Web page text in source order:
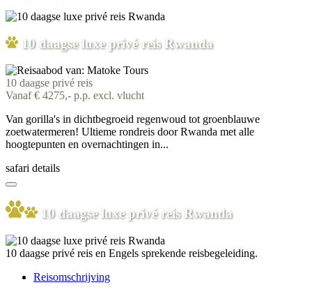
10 daagse luxe privé reis Rwanda
10 daagse privé reis
Vanaf € 4275,- p.p. excl. vlucht
Van gorilla's in dichtbegroeid regenwoud tot groenblauwe
zoetwatermeren! Ultieme rondreis door Rwanda met alle
hoogtepunten en overnachtingen in...
safari details
10 daagse luxe privé reis Rwanda
10 daagse privé reis en Engels sprekende reisbegeleiding.
Reisomschrijving